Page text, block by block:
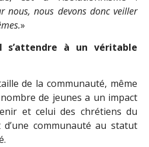
nous, nous devons donc veiller
»
à un véritable
de la communauté, même
de jeunes a un impact
et celui des chrétiens du
d’une communauté au statut